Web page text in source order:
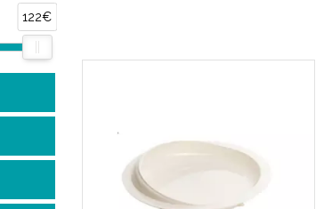
122€